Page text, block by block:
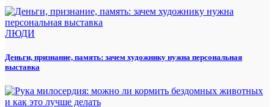
ЛЮДИ
Деньги, признание, память: зачем художнику нужна персональная
выставка